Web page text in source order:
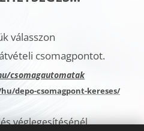
válasszon
csomagpontot.
csomagautomatak
depo-csomagpont-kereses/
véglegesítésénél,